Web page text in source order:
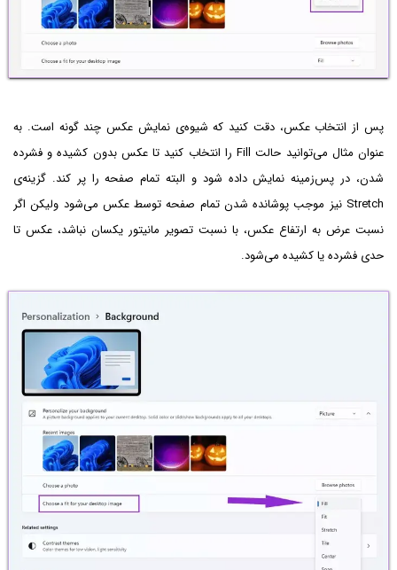
پس از انتخاب عکس، دقت کنید که شیوه‌ی نمایش عکس چند گونه است. به
عنوان مثال می‌توانید حالت Fill را انتخاب کنید تا عکس بدون کشیده و فشرده
شدن، در پس‌زمینه نمایش داده شود و البته تمام صفحه را پر کند. گزینه‌ی
Stretch نیز موجب پوشانده شدن تمام صفحه توسط عکس می‌شود ولیکن اگر
نسبت عرض به ارتفاع عکس، با نسبت تصویر مانیتور یکسان نباشد، عکس تا
حدی فشرده یا کشیده می‌شود.